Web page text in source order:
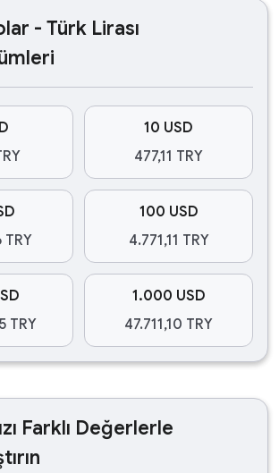
- Türk Lirası
10 USD
477,11 TRY
TRY
100 USD
4.771,11 TRY
TRY
1.000 USD
47.711,10 TRY
Farklı Değerlerle